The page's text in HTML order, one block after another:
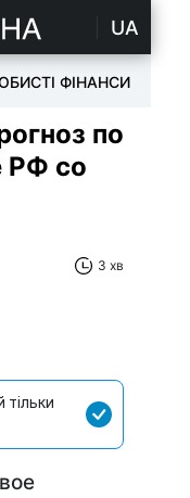
UA
ФІНАНСИ
по
РФ со
3 хв